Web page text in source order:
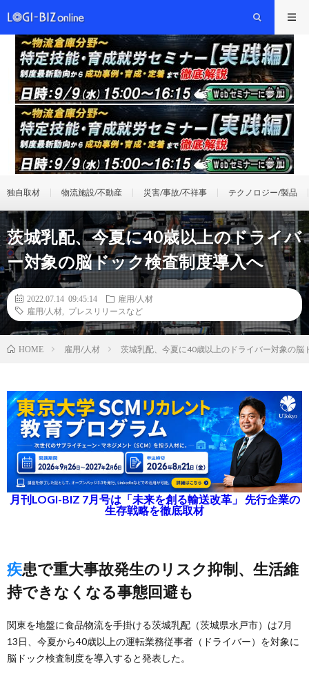
独自取材 物流施設/不動産 災害/事故/不祥事 テクノロジー/製品
茨城乳配、今夏に40歳以上のドライバ
ー対象の脳ドック検査制度導入へ
2022.07.14 09:45:14
雇用/人材
雇用/人材
プレスリリースなど
HOME 雇用/人材 茨城乳配、今夏に40歳以上のドライバー対象の脳
月刊LOGI-BIZ 7月号は「未来を創る輸送改革」 先行企業の
生存戦略を徹底取材
疾患で重大事故発生のリスク抑制、生活維
持できなくなる事態回避も
関東を地盤に食品物流を手掛ける茨城乳配（茨城県水戸市）は7月
13日、今夏から40歳以上の運転業務従事者（ドライバー）を対象に
脳ドック検査制度を導入すると発表した。